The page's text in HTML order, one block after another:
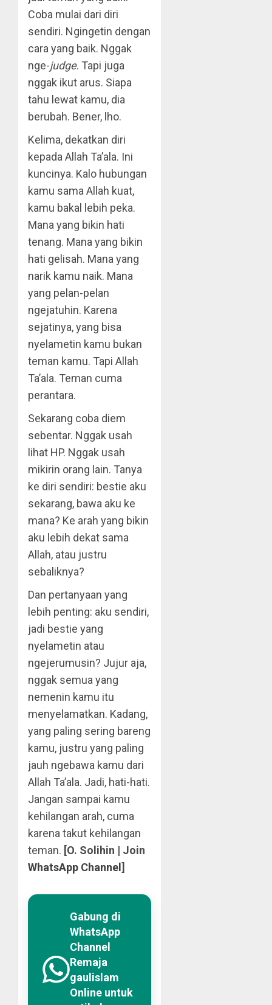
Coba mulai dari diri
sendiri. Ngingetin dengan
cara yang baik. Nggak
nge-judge. Tapi juga
nggak ikut arus. Siapa
tahu lewat kamu, dia
berubah. Bener, lho.
Kelima, dekatkan diri
kepada Allah Ta’ala. Ini
kuncinya. Kalo hubungan
kamu sama Allah kuat,
kamu bakal lebih peka.
Mana yang bikin hati
tenang. Mana yang bikin
hati gelisah. Mana yang
narik kamu naik. Mana
yang pelan-pelan
ngejatuhin. Karena
sejatinya, yang bisa
nyelametin kamu bukan
teman kamu. Tapi Allah
Ta’ala. Teman cuma
perantara.
Sekarang coba diem
sebentar. Nggak usah
lihat HP. Nggak usah
mikirin orang lain. Tanya
ke diri sendiri: bestie aku
sekarang, bawa aku ke
mana? Ke arah yang bikin
aku lebih dekat sama
Allah, atau justru
sebaliknya?
Dan pertanyaan yang
lebih penting: aku sendiri,
jadi bestie yang
nyelametin atau
ngejerumusin? Jujur aja,
nggak semua yang
nemenin kamu itu
menyelamatkan. Kadang,
yang paling sering bareng
kamu, justru yang paling
jauh ngebawa kamu dari
Allah Ta’ala. Jadi, hati-hati.
Jangan sampai kamu
kehilangan arah, cuma
karena takut kehilangan
teman. [O. Solihin | Join
WhatsApp Channel ]
Gabung di
WhatsApp
Channel
Remaja
gaulislam
Online untuk